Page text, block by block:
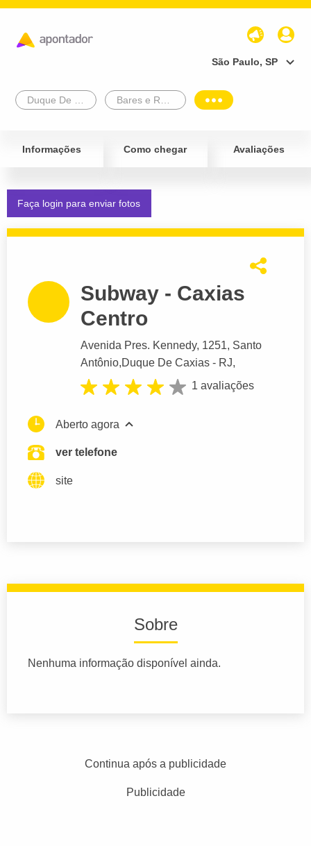
São Paulo, SP
Informações Como chegar Avaliações
Faça login para enviar fotos
Subway - Caxias
Centro
Avenida Pres. Kennedy, 1251, Santo
Antônio,Duque De Caxias - RJ,
1 avaliações
Aberto agora
ver telefone
site
Sobre
Nenhuma informação disponível ainda.
Continua após a publicidade
Publicidade